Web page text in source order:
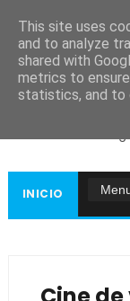
INICIO
This site uses
and to analyze
shared with
metrics to
statistics, and to